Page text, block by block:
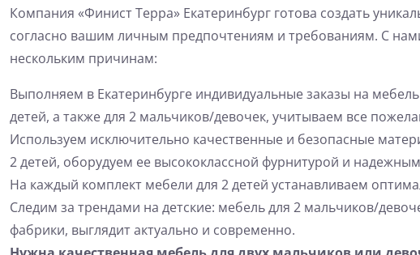
Компания «Финист Терра» Екатеринбург готова создать
согласно вашим личным предпочтениям и требованиям. С
нескольким причинам:
Выполняем в Екатеринбурге индивидуальные заказы на
детей, а также для 2 мальчиков/девочек, учитываем все
Используем исключительно качественные и безопасные
2 детей, оборудуем ее высококлассной фурнитурой и
На каждый комплект мебели для 2 детей устанавливаем
Следим за трендами на детские: мебель для 2 мальчиков/
фабрики, выглядит актуально и современно.